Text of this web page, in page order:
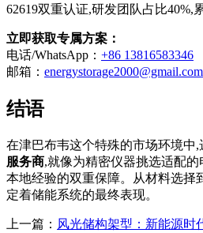
62619双重认证,研发团队占比40%,
立即获取专属方案：
电话/WhatsApp： +86 13816583346
邮箱： energystorage2000@gmail.com
结语
在津巴布韦这个特殊的市场环境中,
服务商,就像为精密仪器挑选适配
本地经验的双重保障。从材料选择
定着储能系统的最终表现。
上一篇： 风光储构架型：新能源时